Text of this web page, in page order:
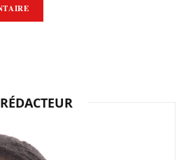
RÉDACTEUR